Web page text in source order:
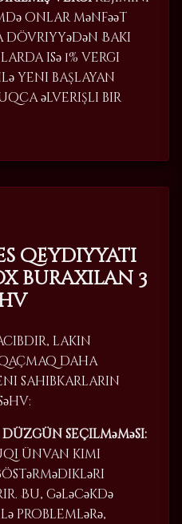
onlar mənfəət
Bakı
isə 1% vergi
yeni başlayan
əlverişli bir
qeydiyyatı
buraxılan 3
lakin
daha
sahibkarların
seçilməməsi:
ünvan kimi
Bu, gələcəkdə
problemlərə,